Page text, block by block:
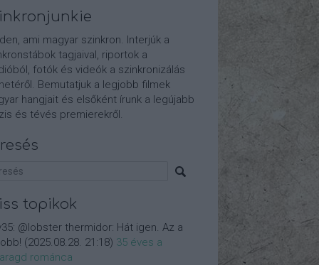
ami magyar szinkron. Interjúk a
tagjaival, riportok a
fotók és videók a szinkronizálás
Bemutatjuk a legjobb filmek
hangjait és elsőként írunk a legújabb
és tévés premierekről.
topikok
@lobster thermidor: Hát igen. Az a
(2025.08.28. 21:18) 35 éves a
románca